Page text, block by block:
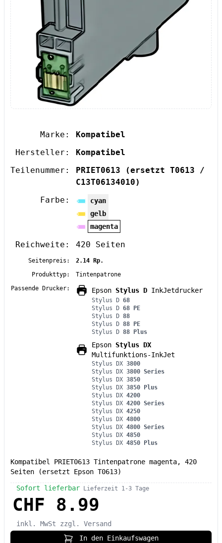
Marke:
Kompatibel
Hersteller:
Kompatibel
Teilenummer:
PRIET0613
(ersetzt T0613 /
C13T06134010)
Farbe:
cyan
gelb
magenta
Reichweite: 420 Seiten
Seitenpreis:
2.14 Rp.
Produkttyp:
Tintenpatrone
Passende Drucker:
Epson Stylus D InkJetdrucker
Stylus D 68
Stylus D 68 PE
Stylus D 88
Stylus D 88 PE
Stylus D 88 Plus
Epson Stylus DX
Multifunktions-InkJet
Stylus DX 3800
Stylus DX 3800 Series
Stylus DX 3850
Stylus DX 3850 Plus
Stylus DX 4200
Stylus DX 4200 Series
Stylus DX 4250
Stylus DX 4800
Stylus DX 4800 Series
Stylus DX 4850
Stylus DX 4850 Plus
Kompatibel PRIET0613 Tintenpatrone magenta, 420
Seiten (ersetzt Epson T0613)
Sofort lieferbar Lieferzeit 1-3 Tage
CHF 8.99
inkl. MwSt
zzgl. Versand
In den Einkaufswagen